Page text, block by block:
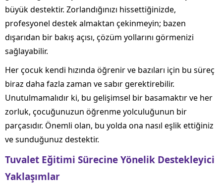
büyük destektir. Zorlandığınızı hissettiğinizde,
profesyonel destek almaktan çekinmeyin; bazen
dışarıdan bir bakış açısı, çözüm yollarını görmenizi
sağlayabilir.
Her çocuk kendi hızında öğrenir ve bazıları için bu süreç
biraz daha fazla zaman ve sabır gerektirebilir.
Unutulmamalıdır ki, bu gelişimsel bir basamaktır ve her
zorluk, çocuğunuzun öğrenme yolculuğunun bir
parçasıdır. Önemli olan, bu yolda ona nasıl eşlik ettiğiniz
ve sunduğunuz destektir.
Tuvalet Eğitimi Sürecine Yönelik Destekleyici
Yaklaşımlar